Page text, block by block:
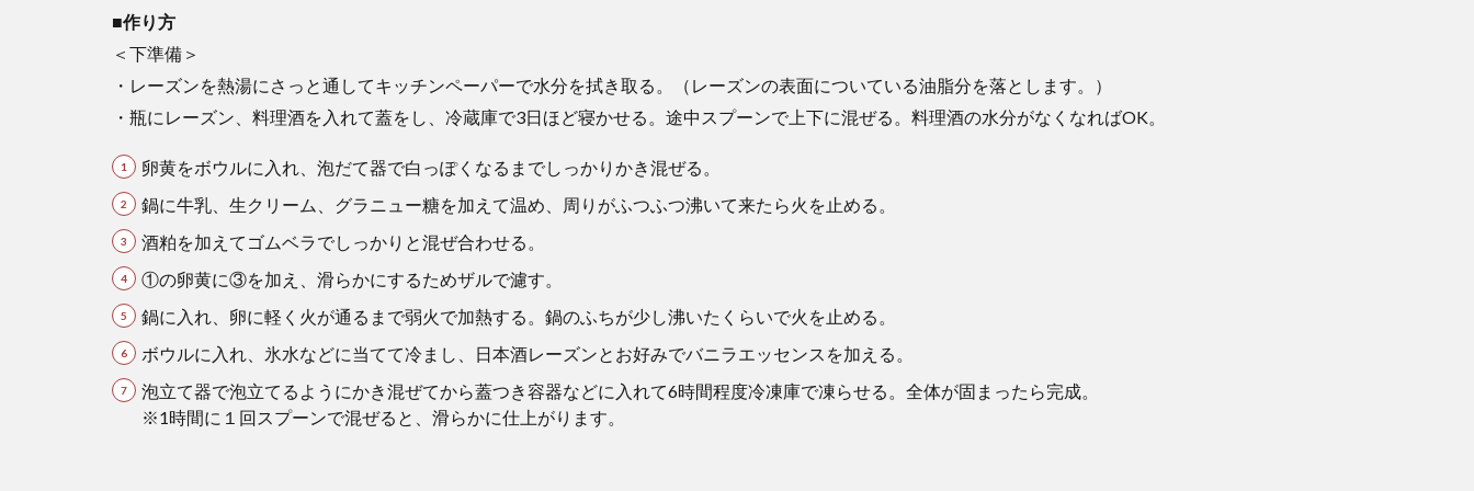
■作り方
＜下準備＞
・レーズンを熱湯にさっと通してキッチンペーパーで水分を拭き取る。（レーズンの表面についている油脂分を落とします。）
・瓶にレーズン、料理酒を入れて蓋をし、冷蔵庫で3日ほど寝かせる。途中スプーンで上下に混ぜる。料理酒の水分がなくなればOK。
卵黄をボウルに入れ、泡だて器で白っぽくなるまでしっかりかき混ぜる。
鍋に牛乳、生クリーム、グラニュー糖を加えて温め、周りがふつふつ沸いて来たら火を止める。
酒粕を加えてゴムベラでしっかりと混ぜ合わせる。
①の卵黄に③を加え、滑らかにするためザルで濾す。
鍋に入れ、卵に軽く火が通るまで弱火で加熱する。鍋のふちが少し沸いたくらいで火を止める。
ボウルに入れ、氷水などに当てて冷まし、日本酒レーズンとお好みでバニラエッセンスを加える。
泡立て器で泡立てるようにかき混ぜてから蓋つき容器などに入れて6時間程度冷凍庫で凍らせる。全体が固まったら完成。
※1時間に１回スプーンで混ぜると、滑らかに仕上がります。